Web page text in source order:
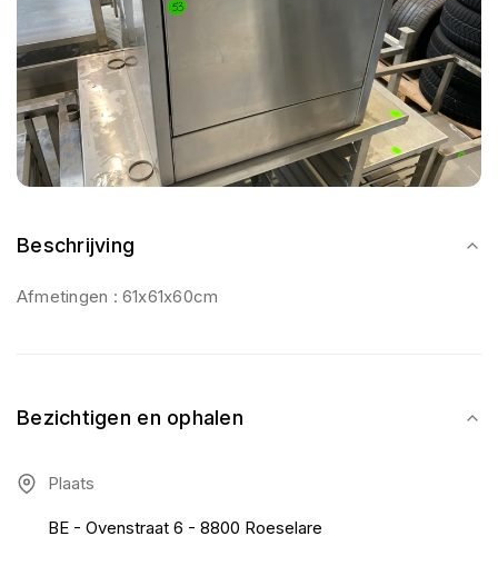
Beschrijving
Afmetingen : 61x61x60cm
Bezichtigen en ophalen
Plaats
BE - Ovenstraat 6 - 8800 Roeselare